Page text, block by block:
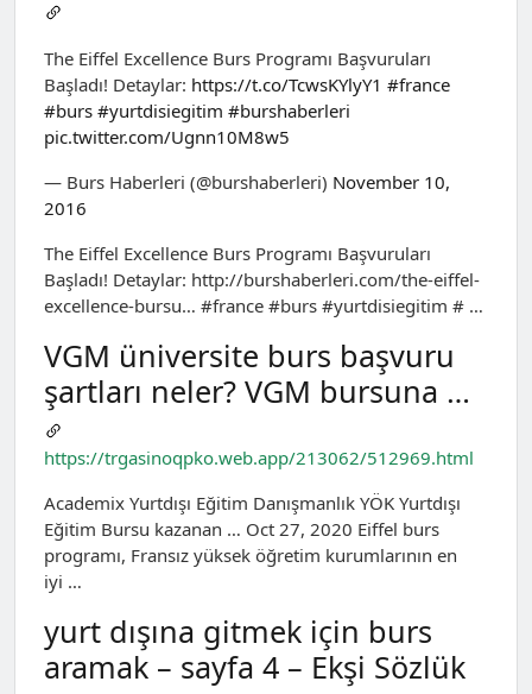
The Eiffel Excellence Burs Programı Başvuruları
Başladı! Detaylar: https://t.co/TcwsKYlyY1 #france
#burs #yurtdisiegitim #burshaberleri
pic.twitter.com/Ugnn10M8w5
— Burs Haberleri (@burshaberleri) November 10,
2016
The Eiffel Excellence Burs Programı Başvuruları
Başladı! Detaylar: http://burshaberleri.com/the-eiffel-
excellence-bursu… #france #burs #yurtdisiegitim # …
VGM üniversite burs başvuru
şartları neler? VGM bursuna …
https://trgasinoqpko.web.app/213062/512969.html
Academix Yurtdışı Eğitim Danışmanlık YÖK Yurtdışı
Eğitim Bursu kazanan … Oct 27, 2020 Eiffel burs
programı, Fransız yüksek öğretim kurumlarının en
iyi …
yurt dışına gitmek için burs
aramak – sayfa 4 – Ekşi Sözlük